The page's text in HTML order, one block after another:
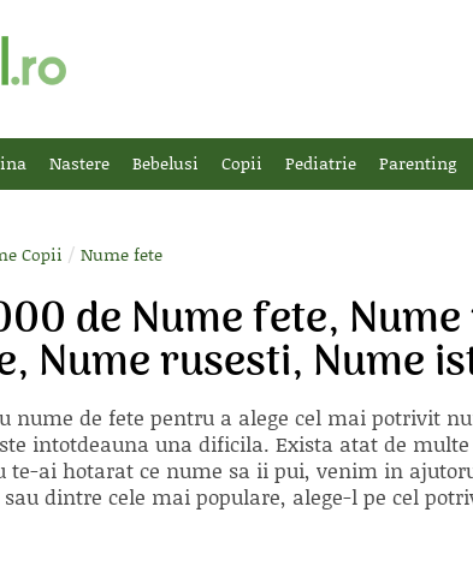
Nastere Bebelusi Copii Pediatrie Parenting
Copii / Nume fete
de Nume fete,
Nume rusesti, Nume
nume de fete pentru a alege cel mai potrivit
intotdeauna una dificila. Exista atat de
te-ai hotarat ce nume sa ii pui, venim in
dintre cele mai populare, alege-l pe cel